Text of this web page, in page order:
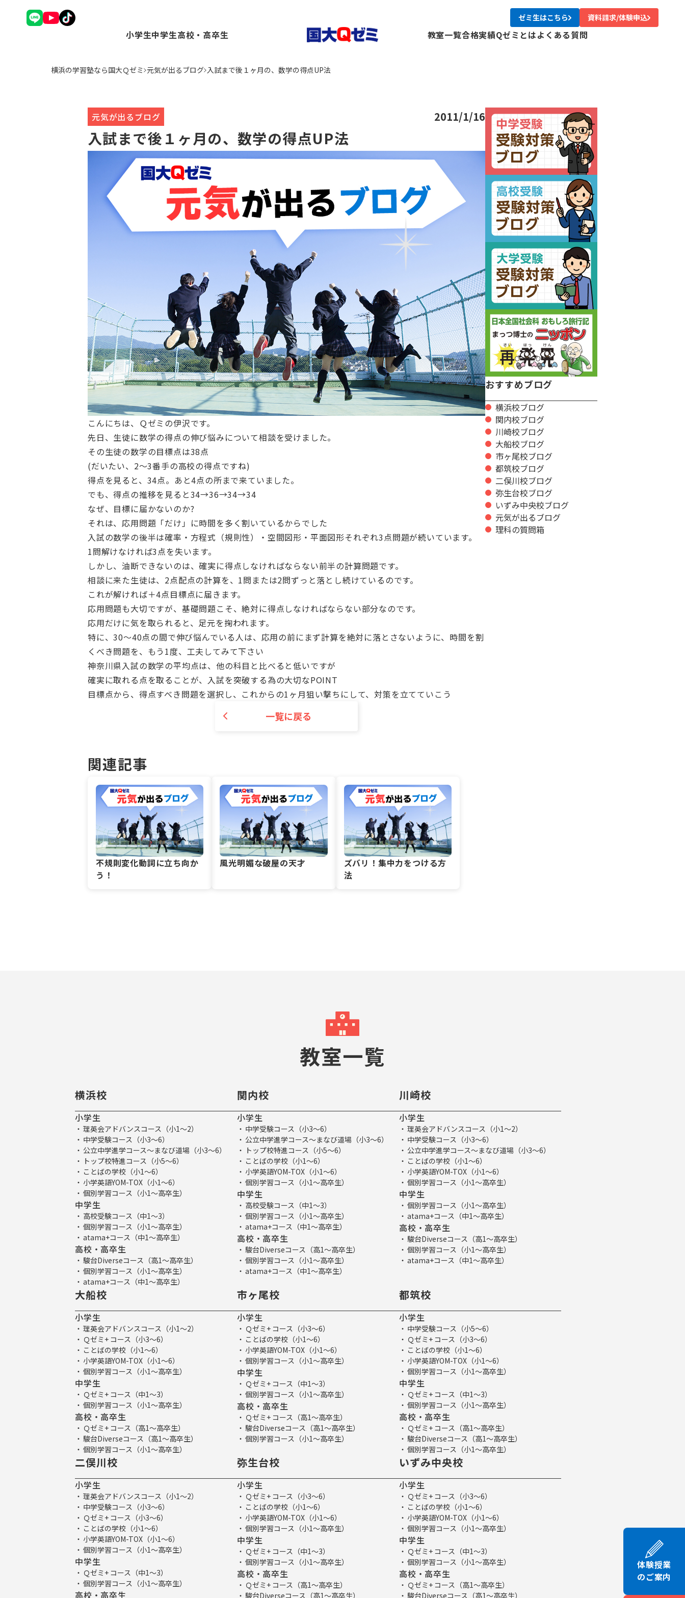
ゼミ生はこちら 資料請求/体験申込
小学生
理英会アドバンスコース（小1～2）
トップ校特進コース（小5～6）
ことばの学校（小1～6）
小学英語YOM-TOX（小1～6）
個別学習コース（小1～高卒生）
中学生
Ｑゼミ+ コース（中1～3）
高校・高卒生
Ｑゼミ+ コース（高1～高卒生）
教室一覧
市ヶ尾校
都筑校
いずみ中央校
合格実績Qゼミとはよくある質問
横浜の学習塾なら国大Ｑゼミ 元気が出るブログ 入試まで後１ヶ月の、数学の得点UP法
元気が出るブログ 2011/1/16
入試まで後１ヶ月の、数学の得点UP法
こんにちは、Ｑゼミの伊沢です。
先日、生徒に数学の得点の伸び悩みについて相談を受けました。
その生徒の数学の目標点は38点
(だいたい、2～3番手の高校の得点ですね)
得点を見ると、34点。あと4点の所まで来ていました。
でも、得点の推移を見ると34→36→34→34
なぜ、目標に届かないのか?
それは、応用問題「だけ」に時間を多く割いているからでした
入試の数学の後半は確率・方程式（規則性）・空間図形・平面図形それぞれ3点問題が続いています。
1問解けなければ3点を失います。
しかし、油断できないのは、確実に得点しなければならない前半の計算問題です。
相談に来た生徒は、2点配点の計算を、1問または2問ずっと落とし続けているのです。
これが解ければ＋4点目標点に届きます。
応用問題も大切ですが、基礎問題こそ、絶対に得点しなければならない部分なのです。
応用だけに気を取られると、足元を掬われます。
特に、30～40点の間で伸び悩んでいる人は、応用の前にまず計算を絶対に落とさないように、時間を割
くべき問題を、もう1度、工夫してみて下さい
神奈川県入試の数学の平均点は、他の科目と比べると低いですが
確実に取れる点を取ることが、入試を突破する為の大切なPOINT
目標点から、得点すべき問題を選択し、これからの1ヶ月狙い撃ちにして、対策を立てていこう
一覧に戻る
関連記事
不規則変化動詞に立ち向か
う！
風光明媚な破屋の天才
ズバリ！集中力をつける方
法
おすすめブログ
横浜校ブログ
関内校ブログ
川崎校ブログ
大船校ブログ
市ヶ尾校ブログ
都筑校ブログ
二俣川校ブログ
弥生台校ブログ
いずみ中央校ブログ
元気が出るブログ
理科の質問箱
教室一覧
横浜校
小学生
理英会アドバンスコース（小1～2）
中学受験コース（小3～6）
公立中学進学コース～まなび道場（小3～6）
トップ校特進コース（小5～6）
ことばの学校（小1～6）
小学英語YOM-TOX（小1～6）
個別学習コース（小1～高卒生）
中学生
高校受験コース（中1～3）
個別学習コース（小1～高卒生）
atama+コース（中1～高卒生）
高校・高卒生
駿台Diverseコース（高1～高卒生）
個別学習コース（小1～高卒生）
atama+コース（中1～高卒生）
関内校
小学生
中学受験コース（小3～6）
公立中学進学コース～まなび道場（小3～6）
トップ校特進コース（小5～6）
ことばの学校（小1～6）
小学英語YOM-TOX（小1～6）
個別学習コース（小1～高卒生）
中学生
高校受験コース（中1～3）
個別学習コース（小1～高卒生）
atama+コース（中1～高卒生）
高校・高卒生
駿台Diverseコース（高1～高卒生）
個別学習コース（小1～高卒生）
atama+コース（中1～高卒生）
川崎校
小学生
理英会アドバンスコース（小1～2）
中学受験コース（小3～6）
公立中学進学コース～まなび道場（小3～6）
ことばの学校（小1～6）
小学英語YOM-TOX（小1～6）
個別学習コース（小1～高卒生）
中学生
個別学習コース（小1～高卒生）
atama+コース（中1～高卒生）
高校・高卒生
駿台Diverseコース（高1～高卒生）
個別学習コース（小1～高卒生）
atama+コース（中1～高卒生）
大船校
小学生
理英会アドバンスコース（小1～2）
Ｑゼミ+ コース（小3～6）
ことばの学校（小1～6）
小学英語YOM-TOX（小1～6）
個別学習コース（小1～高卒生）
中学生
Ｑゼミ+ コース（中1～3）
個別学習コース（小1～高卒生）
高校・高卒生
Ｑゼミ+ コース（高1～高卒生）
駿台Diverseコース（高1～高卒生）
個別学習コース（小1～高卒生）
市ヶ尾校
小学生
Ｑゼミ+ コース（小3～6）
ことばの学校（小1～6）
小学英語YOM-TOX（小1～6）
個別学習コース（小1～高卒生）
中学生
Ｑゼミ+ コース（中1～3）
個別学習コース（小1～高卒生）
高校・高卒生
Ｑゼミ+ コース（高1～高卒生）
駿台Diverseコース（高1～高卒生）
個別学習コース（小1～高卒生）
都筑校
小学生
中学受験コース（小5～6）
Ｑゼミ+ コース（小3～6）
ことばの学校（小1～6）
小学英語YOM-TOX（小1～6）
個別学習コース（小1～高卒生）
中学生
Ｑゼミ+ コース（中1～3）
個別学習コース（小1～高卒生）
高校・高卒生
Ｑゼミ+ コース（高1～高卒生）
駿台Diverseコース（高1～高卒生）
個別学習コース（小1～高卒生）
二俣川校
小学生
理英会アドバンスコース（小1～2）
中学受験コース（小3～6）
Ｑゼミ+ コース（小3～6）
ことばの学校（小1～6）
小学英語YOM-TOX（小1～6）
個別学習コース（小1～高卒生）
中学生
Ｑゼミ+ コース（中1～3）
個別学習コース（小1～高卒生）
高校・高卒生
弥生台校
小学生
Ｑゼミ+ コース（小3～6）
ことばの学校（小1～6）
小学英語YOM-TOX（小1～6）
個別学習コース（小1～高卒生）
中学生
Ｑゼミ+ コース（中1～3）
個別学習コース（小1～高卒生）
高校・高卒生
Ｑゼミ+ コース（高1～高卒生）
駿台Diverseコース（高1～高卒生）
いずみ中央校
小学生
Ｑゼミ+ コース（小3～6）
ことばの学校（小1～6）
小学英語YOM-TOX（小1～6）
個別学習コース（小1～高卒生）
中学生
Ｑゼミ+ コース（中1～3）
個別学習コース（小1～高卒生）
高校・高卒生
Ｑゼミ+ コース（高1～高卒生）
駿台Diverseコース（高1～高卒生）
体験授業
のご案内